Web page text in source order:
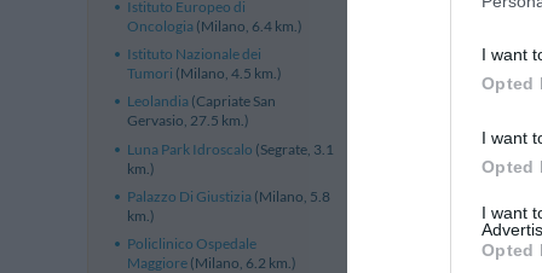
I want
Opted
I want
Opted
I want
Opted
Istituto Europeo di
Oncologia (Milano, 6.4 km.)
Istituto Nazionale dei
Tumori (Milano, 4.5 km.)
Leolandia (Capriate San
Gervasio, 27.5 km.)
Luna Park Idroscalo (Segrate, 3.1
km.)
Palazzo Di Giustizia (Milano, 5.8
km.)
Policlinico Ospedale
Maggiore (Milano, 6.2 km.)